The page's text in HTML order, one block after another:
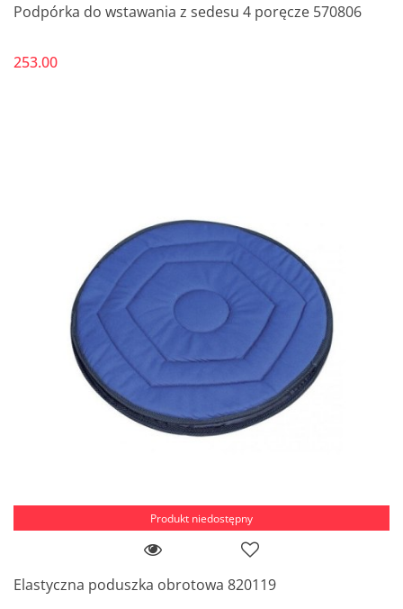
Podpórka do wstawania z sedesu 4 poręcze 570806
253.00
Produkt niedostępny
Elastyczna poduszka obrotowa 820119